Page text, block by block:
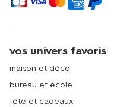
vos univers favoris
maison et déco
bureau et école
fête et cadeaux